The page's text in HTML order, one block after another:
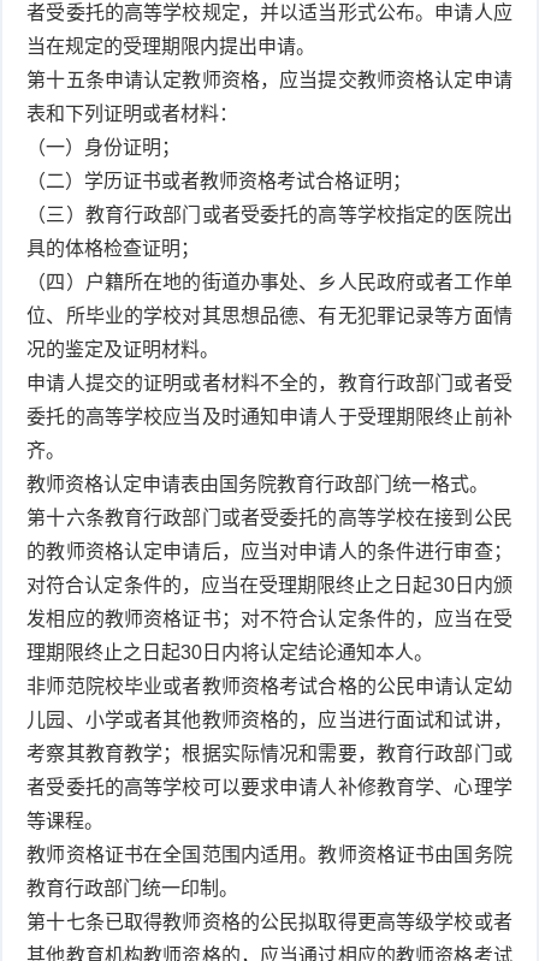
者受委托的高等学校规定，并以适当形式公布。申请人应
当在规定的受理期限内提出申请。
第十五条申请认定教师资格，应当提交教师资格认定申请
表和下列证明或者材料：
（一）身份证明；
（二）学历证书或者教师资格考试合格证明；
（三）教育行政部门或者受委托的高等学校指定的医院出
具的体格检查证明；
（四）户籍所在地的街道办事处、乡人民政府或者工作单
位、所毕业的学校对其思想品德、有无犯罪记录等方面情
况的鉴定及证明材料。
申请人提交的证明或者材料不全的，教育行政部门或者受
委托的高等学校应当及时通知申请人于受理期限终止前补
齐。
教师资格认定申请表由国务院教育行政部门统一格式。
第十六条教育行政部门或者受委托的高等学校在接到公民
的教师资格认定申请后，应当对申请人的条件进行审查；
对符合认定条件的，应当在受理期限终止之日起30日内颁
发相应的教师资格证书；对不符合认定条件的，应当在受
理期限终止之日起30日内将认定结论通知本人。
非师范院校毕业或者教师资格考试合格的公民申请认定幼
儿园、小学或者其他教师资格的，应当进行面试和试讲，
考察其教育教学；根据实际情况和需要，教育行政部门或
者受委托的高等学校可以要求申请人补修教育学、心理学
等课程。
教师资格证书在全国范围内适用。教师资格证书由国务院
教育行政部门统一印制。
第十七条已取得教师资格的公民拟取得更高等级学校或者
其他教育机构教师资格的，应当通过相应的教师资格考试